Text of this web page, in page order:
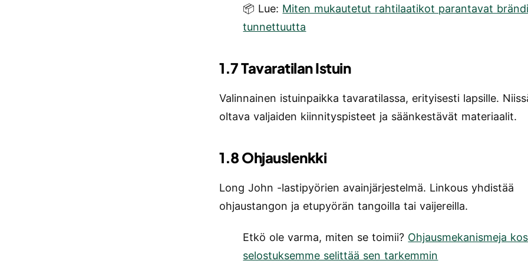
📦 Lue: Miten mukautetut rahtilaatikot parantavat
tunnettuutta
1.7 Tavaratilan Istuin
Valinnainen istuinpaikka tavaratilassa, erityisesti lapsille.
oltava valjaiden kiinnityspisteet ja säänkestävät materiaalit.
1.8 Ohjauslenkki
Long John -lastipyörien avainjärjestelmä. Linkous yhdistää
ohjaustangon ja etupyörän tangoilla tai vaijereilla.
Etkö ole varma, miten se toimii? Ohjausmekanismeja
selostuksemme selittää sen tarkemmin